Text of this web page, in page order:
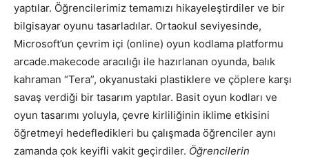
yaptılar. Öğrencilerimiz temamızı hikayeleştirdiler ve bir
bilgisayar oyunu tasarladılar. Ortaokul seviyesinde,
Microsoft’un çevrim içi (online) oyun kodlama platformu
arcade.makecode aracılığı ile hazırlanan oyunda, balık
kahraman “Tera”, okyanustaki plastiklere ve çöplere karşı
savaş verdiği bir tasarım yaptılar. Basit oyun kodları ve
oyun tasarımı yoluyla, çevre kirliliğinin iklime etkisini
öğretmeyi hedefledikleri bu çalışmada öğrenciler aynı
zamanda çok keyifli vakit geçirdiler. Öğrencilerin